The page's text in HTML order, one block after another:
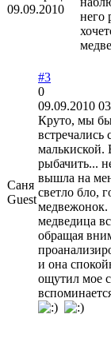
09.09.2010
него
Саня
Guest
#3
0
09.09.2010
Круто, мы
встречались
малькиской.
рыбачить...
вышла на
светло бло,
медвежонок.
медведица
обращая
и она
ощутил мое